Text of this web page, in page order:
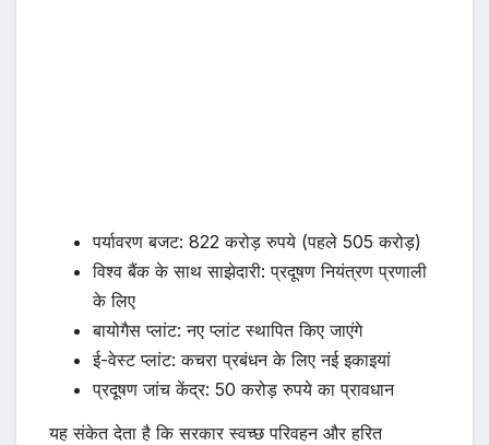
पर्यावरण बजट: 822 करोड़ रुपये (पहले 505 करोड़)
विश्व बैंक के साथ साझेदारी: प्रदूषण नियंत्रण प्रणाली
के लिए
बायोगैस प्लांट: नए प्लांट स्थापित किए जाएंगे
ई-वेस्ट प्लांट: कचरा प्रबंधन के लिए नई इकाइयां
प्रदूषण जांच केंद्र: 50 करोड़ रुपये का प्रावधान
यह संकेत देता है कि सरकार स्वच्छ परिवहन और हरित